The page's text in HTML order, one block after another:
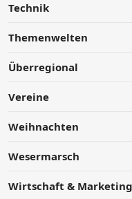
Technik
Themenwelten
Überregional
Vereine
Weihnachten
Wesermarsch
Wirtschaft & Marketing